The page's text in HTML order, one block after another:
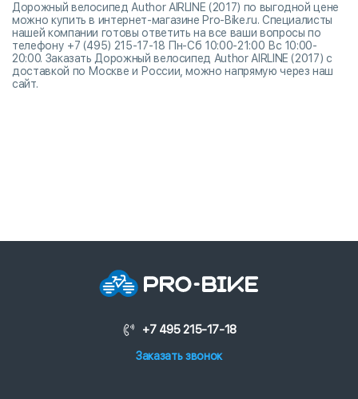
Дорожный велосипед Author AIRLINE (2017) по выгодной цене
можно купить в интернет-магазине Pro-Bike.ru. Специалисты
нашей компании готовы ответить на все ваши вопросы по
телефону +7 (495) 215-17-18 Пн-Сб 10:00-21:00 Вс 10:00-
20:00. Заказать Дорожный велосипед Author AIRLINE (2017) с
доставкой по Москве и России, можно напрямую через наш
сайт.
+7 495 215-17-18
Заказать звонок